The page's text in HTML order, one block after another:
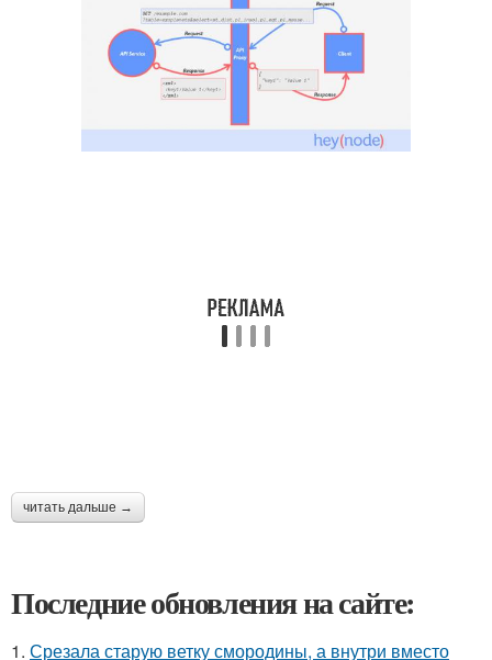
читать дальше →
Последние обновления на сайте:
1. Срезала старую ветку смородины, а внутри вместо